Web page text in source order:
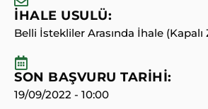
İHALE USULÜ:
Belli İstekliler Arasında İhale (Kapalı
SON BAŞVURU TARİHİ:
19/09/2022 - 10:00